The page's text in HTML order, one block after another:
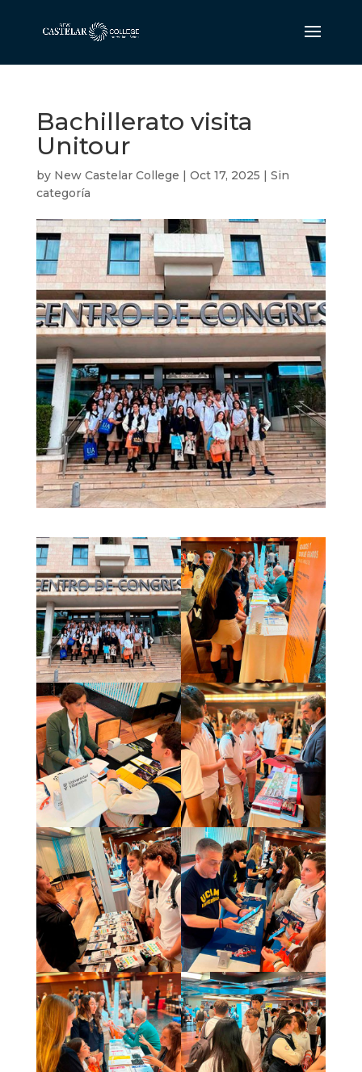
Bachillerato visita
Unitour
by New Castelar College | Oct 17, 2025 | Sin
categoría